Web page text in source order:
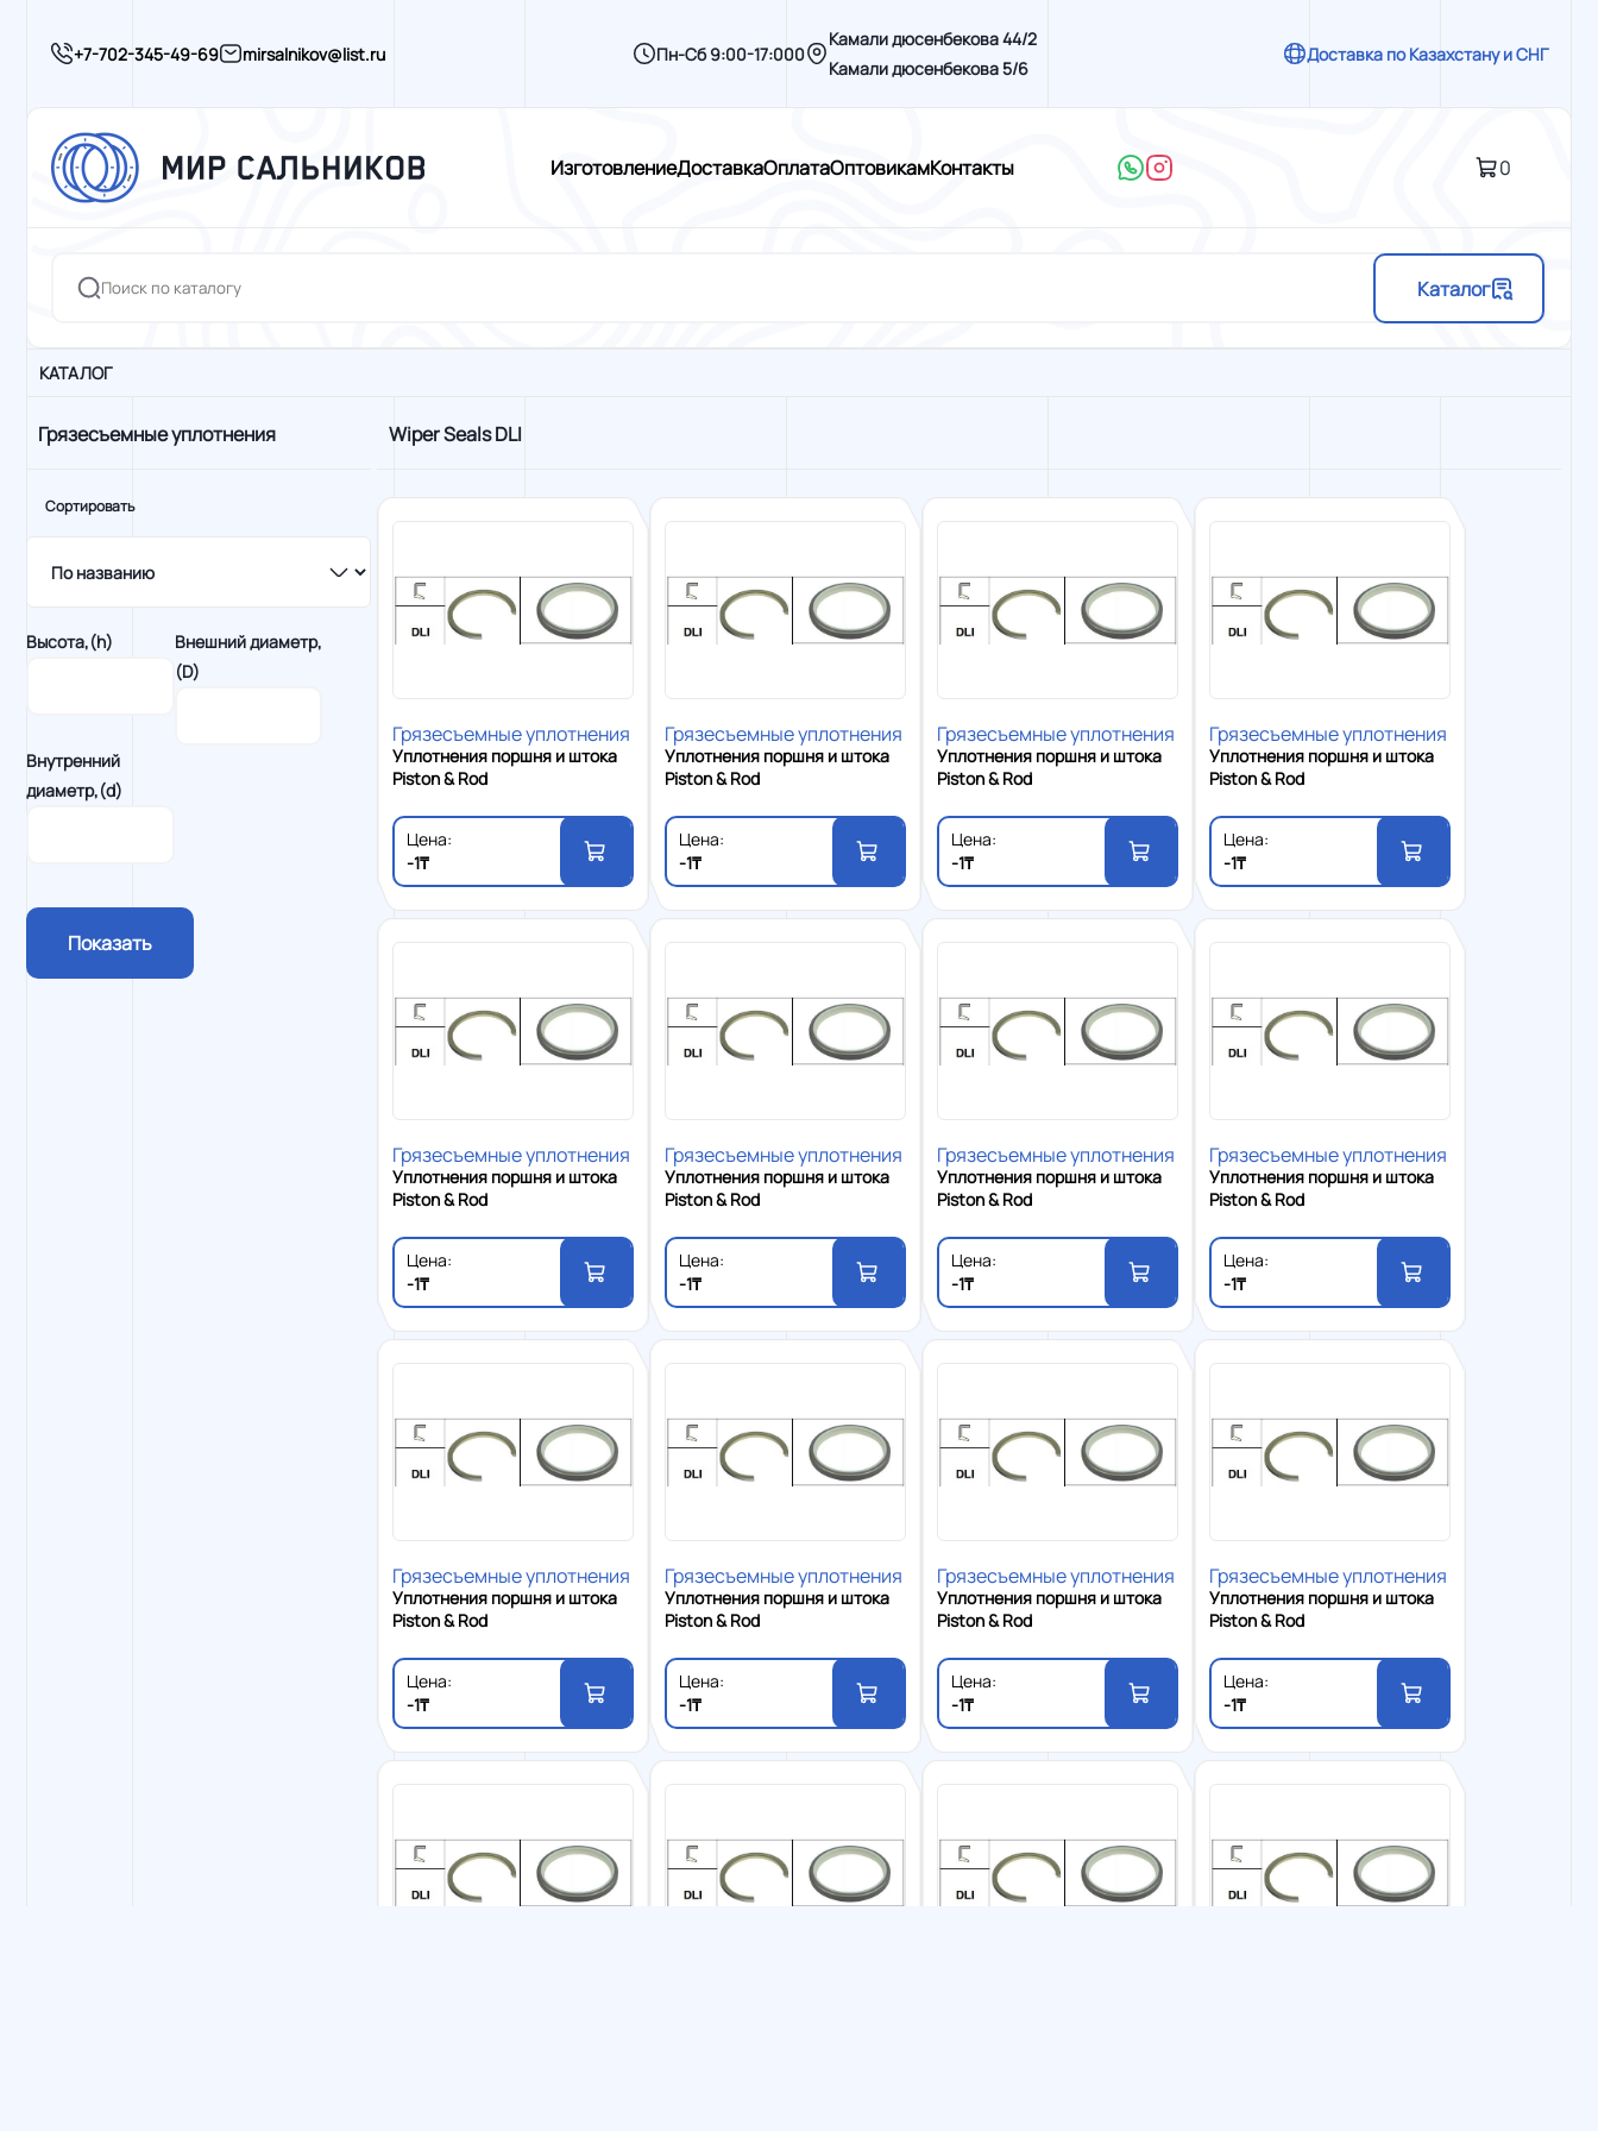
+7-702-345-49-69 mirsalnikov@list.ru Пн-Сб 9:00-17:000
Камали дюсенбекова 44/2
Камали дюсенбекова 5/6
Доставка по Казахстану и СНГ
ИзготовлениеДоставкаОплатаОптовикамКонтакты 0
Каталог
КАТАЛОГ
Грязесъемные уплотнения
Сортировать
Высота,(h)
Внешний диаметр,
(D)
Внутренний
диаметр,(d)
Показать
Wiper Seals DLI
Грязесъемные уплотнения
Уплотнения поршня и штока
Piston & Rod
Цена:
-1₸
Грязесъемные уплотнения
Уплотнения поршня и штока
Piston & Rod
Цена:
-1₸
Грязесъемные уплотнения
Уплотнения поршня и штока
Piston & Rod
Цена:
-1₸
Грязесъемные уплотнения
Уплотнения поршня и штока
Piston & Rod
Цена:
-1₸
Грязесъемные уплотнения
Уплотнения поршня и штока
Piston & Rod
Цена:
-1₸
Грязесъемные уплотнения
Уплотнения поршня и штока
Piston & Rod
Цена:
-1₸
Грязесъемные уплотнения
Уплотнения поршня и штока
Piston & Rod
Цена:
-1₸
Грязесъемные уплотнения
Уплотнения поршня и штока
Piston & Rod
Цена:
-1₸
Грязесъемные уплотнения
Уплотнения поршня и штока
Piston & Rod
Цена:
-1₸
Грязесъемные уплотнения
Уплотнения поршня и штока
Piston & Rod
Цена:
-1₸
Грязесъемные уплотнения
Уплотнения поршня и штока
Piston & Rod
Цена:
-1₸
Грязесъемные уплотнения
Уплотнения поршня и штока
Piston & Rod
Цена:
-1₸